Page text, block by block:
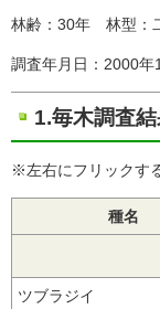
林齢：30年 林型：
調査年月日：2000年
1.毎木調査
※左右にフリックす
種名
ツブラジイ